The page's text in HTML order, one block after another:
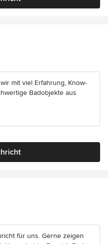
5 Sternen
mit viel Erfahrung, Know-
Badobjekte aus
5 Sternen
für uns. Gerne zeigen